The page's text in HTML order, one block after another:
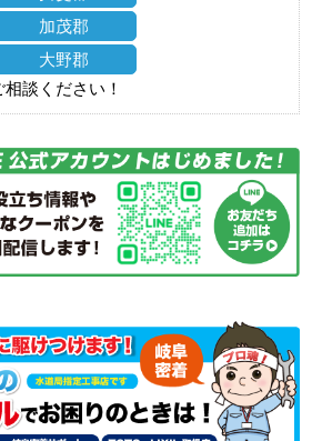
加茂郡
大野郡
談ください！